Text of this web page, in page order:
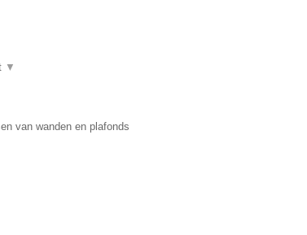
▼
van wanden en plafonds